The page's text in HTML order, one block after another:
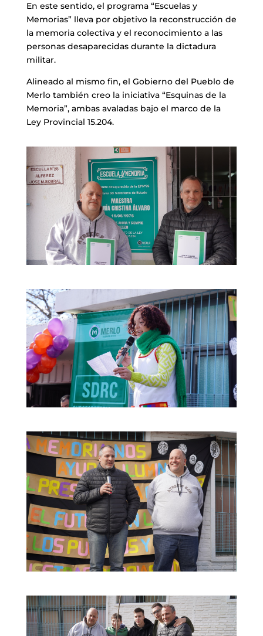
En este sentido, el programa “Escuelas y
Memorias” lleva por objetivo la reconstrucción de
la memoria colectiva y el reconocimiento a las
personas desaparecidas durante la dictadura
militar.
Alineado al mismo fin, el Gobierno del Pueblo de
Merlo también creo la iniciativa “Esquinas de la
Memoria”, ambas avaladas bajo el marco de la
Ley Provincial 15.204.